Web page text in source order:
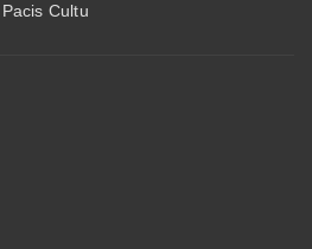
Cultu